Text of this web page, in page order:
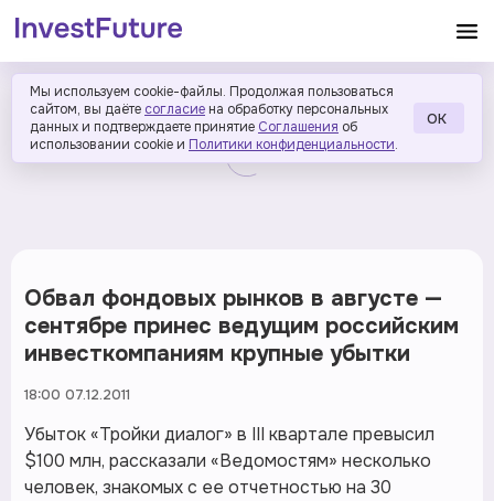
Мы используем cookie-файлы. Продолжая пользоваться
сайтом, вы даёте согласие на обработку персональных
данных и подтверждаете принятие Соглашения об
использовании cookie и Политики конфиденциальности.
ОК
Обвал фондовых рынков в августе —
сентябре принес ведущим российским
инвесткомпаниям крупные убытки
18:00 07.12.2011
Убыток «Тройки диалог» в III квартале превысил
$100 млн, рассказали «Ведомостям» несколько
человек, знакомых с ее отчетностью на 30